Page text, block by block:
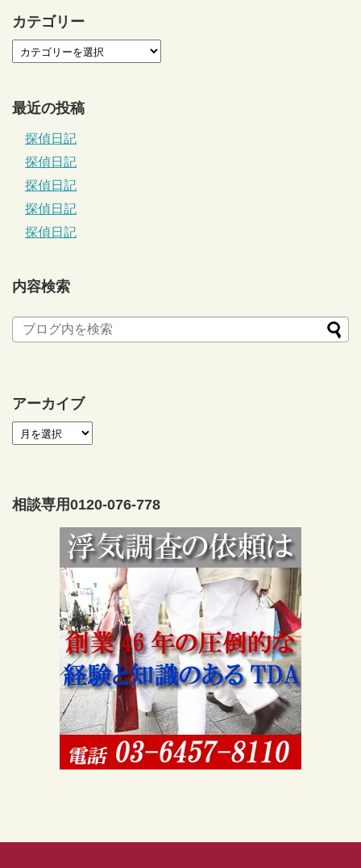
カテゴリー
最近の投稿
探偵日記
探偵日記
探偵日記
探偵日記
探偵日記
内容検索
アーカイブ
相談専用0120-076-778